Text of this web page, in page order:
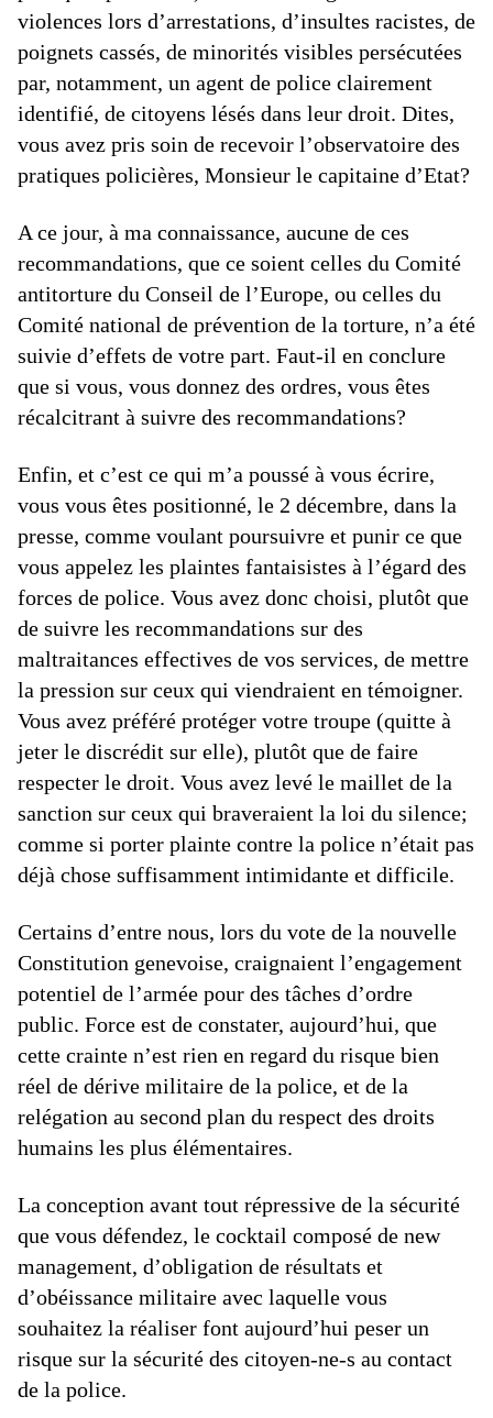
violences lors d’arrestations, d’insultes racistes, de
poignets cassés, de minorités visibles persécutées
par, notamment, un agent de police clairement
identifié, de citoyens lésés dans leur droit. Dites,
vous avez pris soin de recevoir l’observatoire des
pratiques policières, Monsieur le capitaine d’Etat?
A ce jour, à ma connaissance, aucune de ces
recommandations, que ce soient celles du Comité
antitorture du Conseil de l’Europe, ou celles du
Comité national de prévention de la torture, n’a été
suivie d’effets de votre part. Faut-il en conclure
que si vous, vous donnez des ordres, vous êtes
récalcitrant à suivre des recommandations?
Enfin, et c’est ce qui m’a poussé à vous écrire,
vous vous êtes positionné, le 2 décembre, dans la
presse, comme voulant poursuivre et punir ce que
vous appelez les plaintes fantaisistes à l’égard des
forces de police. Vous avez donc choisi, plutôt que
de suivre les recommandations sur des
maltraitances effectives de vos services, de mettre
la pression sur ceux qui viendraient en témoigner.
Vous avez préféré protéger votre troupe (quitte à
jeter le discrédit sur elle), plutôt que de faire
respecter le droit. Vous avez levé le maillet de la
sanction sur ceux qui braveraient la loi du silence;
comme si porter plainte contre la police n’était pas
déjà chose suffisamment intimidante et difficile.
Certains d’entre nous, lors du vote de la nouvelle
Constitution genevoise, craignaient l’engagement
potentiel de l’armée pour des tâches d’ordre
public. Force est de constater, aujourd’hui, que
cette crainte n’est rien en regard du risque bien
réel de dérive militaire de la police, et de la
relégation au second plan du respect des droits
humains les plus élémentaires.
La conception avant tout répressive de la sécurité
que vous défendez, le cocktail composé de new
management, d’obligation de résultats et
d’obéissance militaire avec laquelle vous
souhaitez la réaliser font aujourd’hui peser un
risque sur la sécurité des citoyen-ne-s au contact
de la police.